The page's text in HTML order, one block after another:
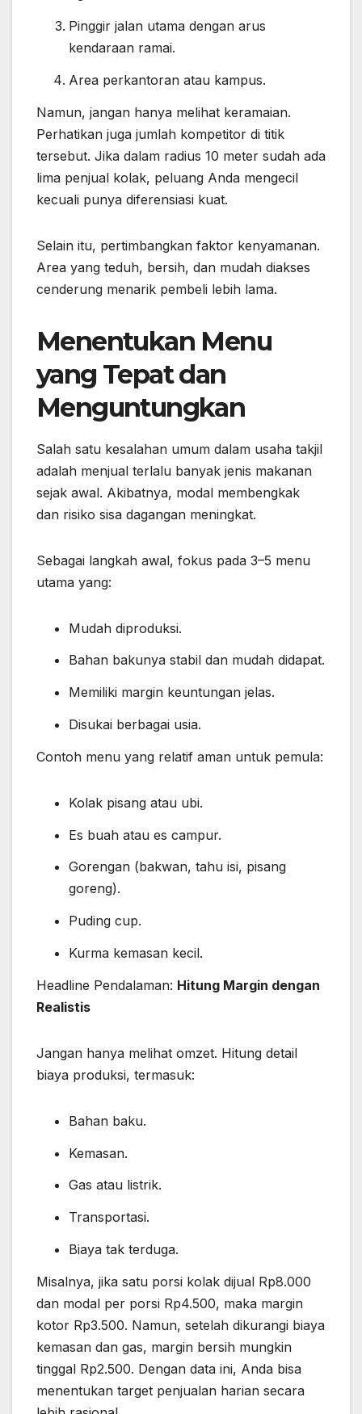
Pinggir jalan utama dengan arus
kendaraan ramai.
Area perkantoran atau kampus.
Namun, jangan hanya melihat keramaian.
Perhatikan juga jumlah kompetitor di titik
tersebut. Jika dalam radius 10 meter sudah ada
lima penjual kolak, peluang Anda mengecil
kecuali punya diferensiasi kuat.
Selain itu, pertimbangkan faktor kenyamanan.
Area yang teduh, bersih, dan mudah diakses
cenderung menarik pembeli lebih lama.
Menentukan Menu
yang Tepat dan
Menguntungkan
Salah satu kesalahan umum dalam usaha takjil
adalah menjual terlalu banyak jenis makanan
sejak awal. Akibatnya, modal membengkak
dan risiko sisa dagangan meningkat.
Sebagai langkah awal, fokus pada 3–5 menu
utama yang:
Mudah diproduksi.
Bahan bakunya stabil dan mudah didapat.
Memiliki margin keuntungan jelas.
Disukai berbagai usia.
Contoh menu yang relatif aman untuk pemula:
Kolak pisang atau ubi.
Es buah atau es campur.
Gorengan (bakwan, tahu isi, pisang
goreng).
Puding cup.
Kurma kemasan kecil.
Headline Pendalaman: Hitung Margin dengan
Realistis
Jangan hanya melihat omzet. Hitung detail
biaya produksi, termasuk:
Bahan baku.
Kemasan.
Gas atau listrik.
Transportasi.
Biaya tak terduga.
Misalnya, jika satu porsi kolak dijual Rp8.000
dan modal per porsi Rp4.500, maka margin
kotor Rp3.500. Namun, setelah dikurangi biaya
kemasan dan gas, margin bersih mungkin
tinggal Rp2.500. Dengan data ini, Anda bisa
menentukan target penjualan harian secara